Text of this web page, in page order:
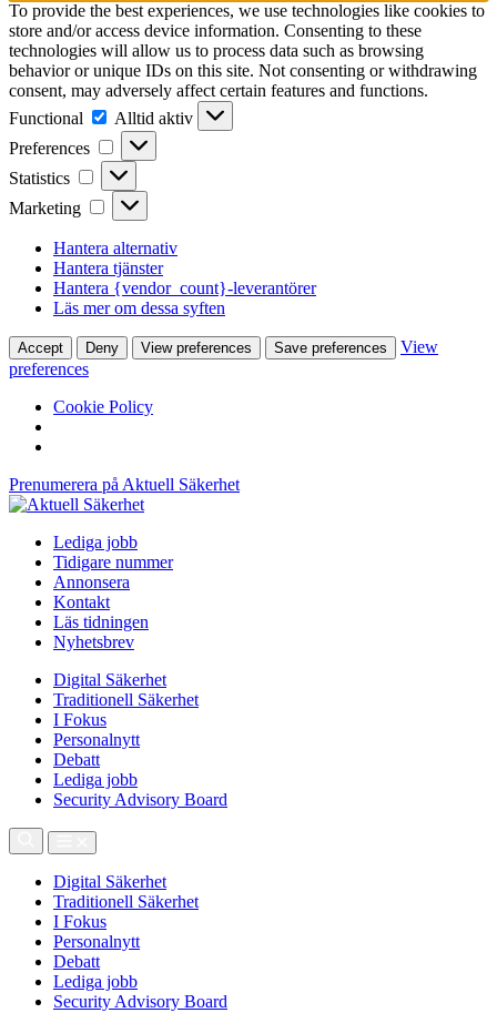
To provide the best experiences, we use technologies like cookies to
store and/or access device information. Consenting to these
technologies will allow us to process data such as browsing
behavior or unique IDs on this site. Not consenting or withdrawing
consent, may adversely affect certain features and functions.
Functional
Functional
Alltid aktiv
Preferences
Preferences
Statistics Statistics
Marketing Marketing
Hantera alternativ
Hantera tjänster
Hantera {vendor_count}-leverantörer
Läs mer om dessa syften
Accept Deny View preferences Save preferences
View
preferences
Cookie Policy
Prenumerera på Aktuell Säkerhet
Lediga jobb
Tidigare nummer
Annonsera
Kontakt
Läs tidningen
Nyhetsbrev
Digital Säkerhet
Traditionell Säkerhet
I Fokus
Personalnytt
Debatt
Lediga jobb
Security Advisory Board
Digital Säkerhet
Traditionell Säkerhet
I Fokus
Personalnytt
Debatt
Lediga jobb
Security Advisory Board